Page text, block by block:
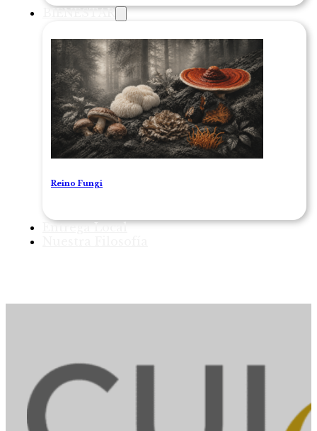
BIENESTAR
Reino Fungi
Entrega Local